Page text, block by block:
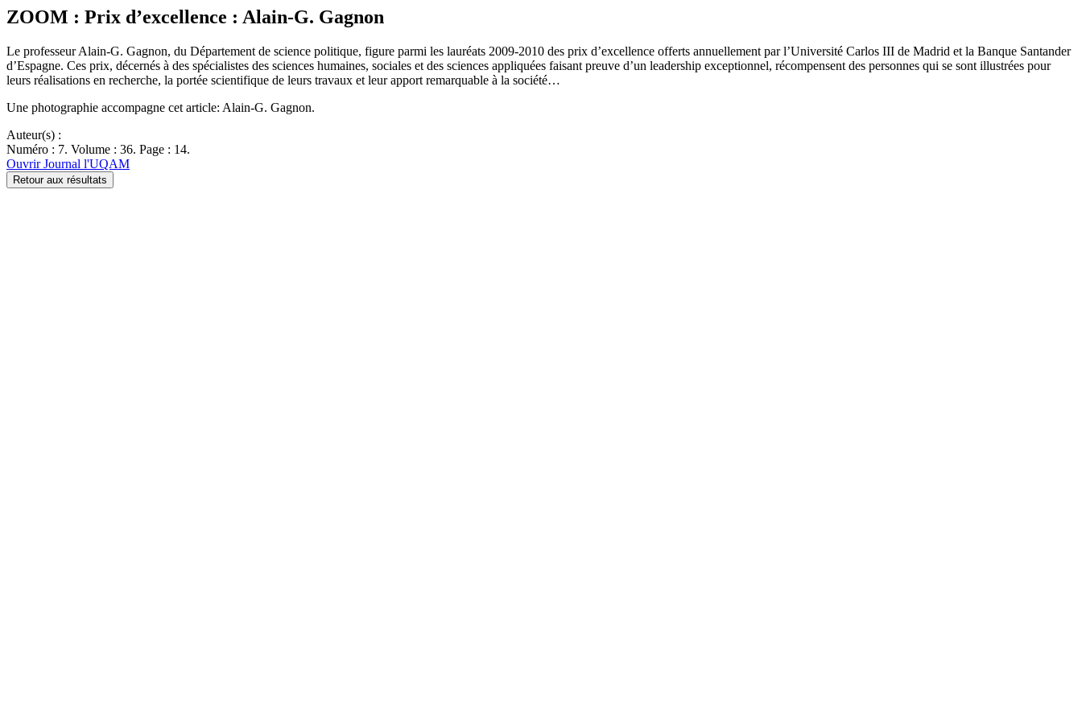
ZOOM : Prix d’excellence : Alain-G. Gagnon
Le professeur Alain-G. Gagnon, du Département de science politique, figure parmi les lauréats 2009-2010 des prix d’excellence offerts annuellement par l’Université Carlos III de Madrid et la Banque Santander
d’Espagne. Ces prix, décernés à des spécialistes des sciences humaines, sociales et des sciences appliquées faisant preuve d’un leadership exceptionnel, récompensent des personnes qui se sont illustrées pour
leurs réalisations en recherche, la portée scientifique de leurs travaux et leur apport remarquable à la société…
Une photographie accompagne cet article: Alain-G. Gagnon.
Auteur(s) :
Numéro : 7. Volume : 36. Page : 14.
Ouvrir Journal l'UQAM
Retour aux résultats